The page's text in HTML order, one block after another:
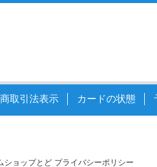
取引法表示 カードの状態
ショップとど プライバシーポリシー